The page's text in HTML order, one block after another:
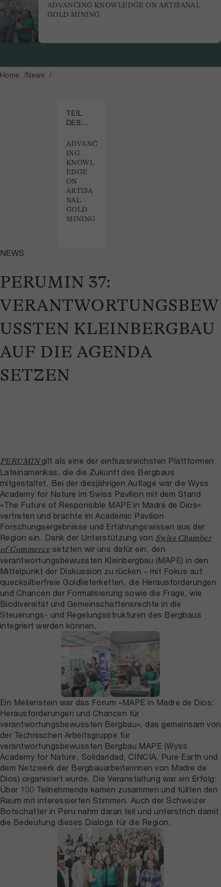
ADVANCING KNOWLEDGE ON ARTISANAL
GOLD MINING
Home News
PERUMIN 37:
VERANTWORTUNGSBEW
USSTEN KLEINBERGBAU
AUF DIE AGENDA
SETZEN
NEWS
TEIL
DES
ADVANC
ING
KNOWL
EDGE
ON
ARTISA
NAL
GOLD
MINING
PERUMINgilt als eine der einflussreichsten Plattformen
Lateinamerikas, die die Zukunft des Bergbaus
mitgestaltet. Bei der diesjährigen Auflage war die Wyss
Academy for Nature im Swiss Pavilion mit dem Stand
«The Future of Responsible MAPE in Madre de Dios»
vertreten und brachte im Academic Pavilion
Forschungsergebnisse und Erfahrungswissen aus der
Region ein. Dank der Unterstützung von Swiss Chamber
of Commerce setzten wir uns dafür ein, den
verantwortungsbewussten Kleinbergbau (MAPE) in den
Mittelpunkt der Diskussion zu rücken – mit Fokus auf
quecksilberfreie Goldlieferketten, die Herausforderungen
und Chancen der Formalisierung sowie die Frage, wie
Biodiversität und Gemeinschaftensrechte in die
Steuerungs- und Regelungsstrukturen des Bergbaus
integriert werden können.
Ein Meilenstein war das Forum «MAPE in Madre de Dios:
Herausforderungen und Chancen für
verantwortungsbewussten Bergbau», das gemeinsam von
der Technischen Arbeitsgruppe für
verantwortungsbewussten Bergbau MAPE (Wyss
Academy for Nature, Solidaridad, CINCIA, Pure Earth und
dem Netzwerk der Bergbauarbeiterinnen von Madre de
Dios) organisiert wurde. Die Veranstaltung war ein Erfolg:
Über 100 Teilnehmende kamen zusammen und füllten den
Raum mit interessierten Stimmen. Auch der Schweizer
Botschafter in Peru nahm daran teil und unterstrich damit
die Bedeutung dieses Dialogs für die Region.